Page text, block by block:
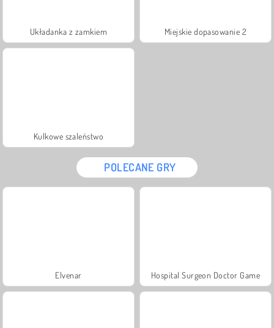
Układanka z zamkiem Miejskie dopasowanie 2
Kulkowe szaleństwo
POLECANE GRY
Elvenar Hospital Surgeon Doctor Game